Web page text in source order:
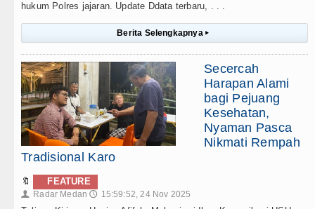
hukum Polres jajaran. Update Ddata terbaru, . . .
Berita Selengkapnya ▸
Secercah
Harapan Alami
bagi Pejuang
Kesehatan,
Nyaman Pasca
Nikmati Rempah
Tradisional Karo
🔖 FEATURE
👤 Radar Medan 🕔 15:59:52, 24 Nov 2025